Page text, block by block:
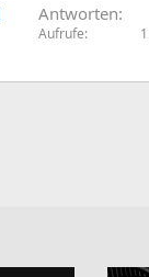
Antworten
Aufrufe